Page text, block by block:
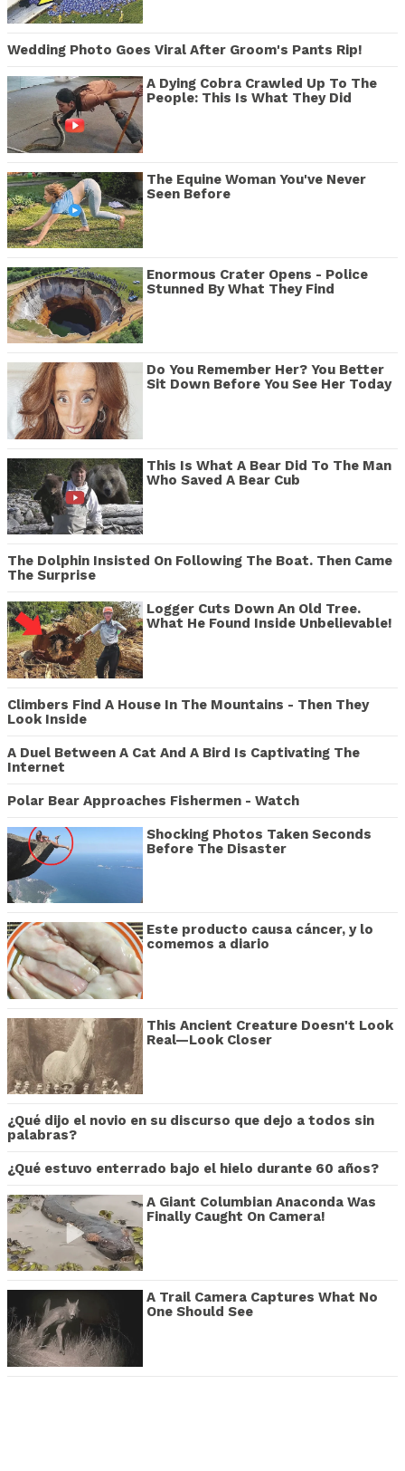
Wedding Photo Goes Viral After Groom's Pants Rip!
A Dying Cobra Crawled Up To The
People: This Is What They Did
The Equine Woman You've Never
Seen Before
Enormous Crater Opens - Police
Stunned By What They Find
Do You Remember Her? You Better
Sit Down Before You See Her Today
This Is What A Bear Did To The Man
Who Saved A Bear Cub
The Dolphin Insisted On Following The Boat. Then Came
The Surprise
Logger Cuts Down An Old Tree.
What He Found Inside Unbelievable!
Climbers Find A House In The Mountains - Then They
Look Inside
A Duel Between A Cat And A Bird Is Captivating The
Internet
Polar Bear Approaches Fishermen - Watch
Shocking Photos Taken Seconds
Before The Disaster
Este producto causa cáncer, y lo
comemos a diario
This Ancient Creature Doesn't Look
Real—Look Closer
¿Qué dijo el novio en su discurso que dejo a todos sin
palabras?
¿Qué estuvo enterrado bajo el hielo durante 60 años?
A Giant Columbian Anaconda Was
Finally Caught On Camera!
A Trail Camera Captures What No
One Should See